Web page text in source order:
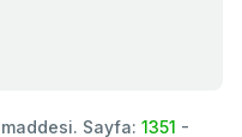
maddesi. Sayfa: 1351 -